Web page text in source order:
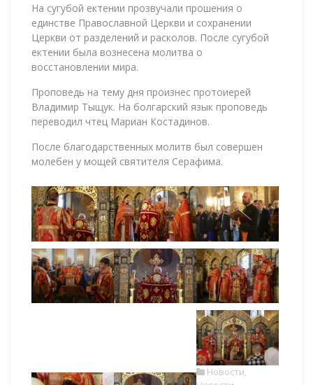
На сугубой ектении прозвучали прошения о
единстве Православной Церкви и сохранении
Церкви от разделений и расколов. После сугубой
ектении была вознесена молитва о
восстановлении мира.
Проповедь на тему дня произнес протоиерей
Владимир Тыщук. На болгарский язык проповедь
переводил чтец Мариан Костадинов.
После благодарственных молитв был совершен
молебен у мощей святителя Серафима.
Новости,